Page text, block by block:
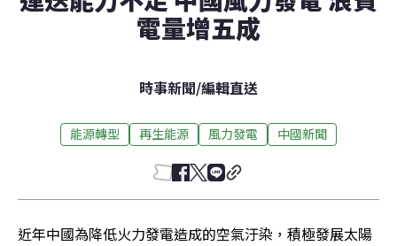
電量增五成
時事新聞/編輯直送
能源轉型 再生能源 風力發電 中國新聞
近年中國為降低火力發電造成的空氣汙染，積極發展太陽